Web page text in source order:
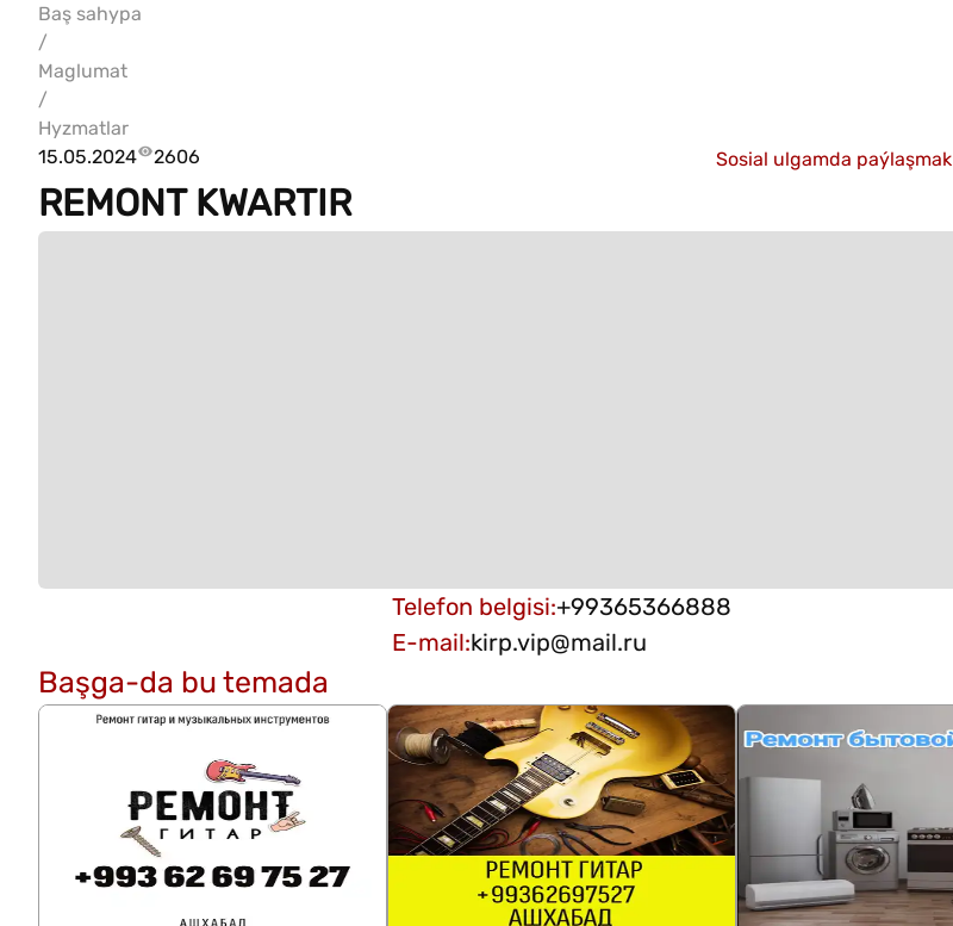
Baş sahypa
/
Maglumat
/
Hyzmatlar
15.05.2024
2606 Sosial ulgamda paýlaşmak
REMONT KWARTIR
Telefon belgisi:+99365366888
E-mail:kirp.vip@mail.ru
Başga-da bu temada